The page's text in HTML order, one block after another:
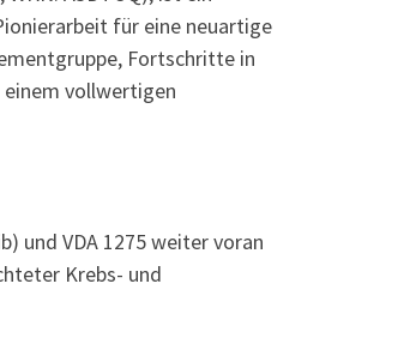
für eine neuartige
Fortschritte in
einem vollwertigen
VDA 1275 weiter voran
Krebs- und